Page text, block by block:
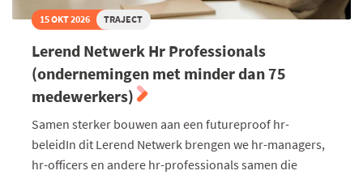
15 OKT 2026 TRAJECT
Lerend Netwerk Hr Professionals
(ondernemingen met minder dan 75
medewerkers)
Samen sterker bouwen aan een futureproof hr-
beleidIn dit Lerend Netwerk brengen we hr-managers,
hr-officers en andere hr-professionals samen die